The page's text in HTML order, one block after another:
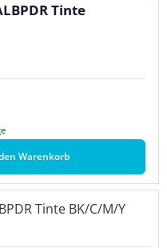
Tinte
Warenkorb